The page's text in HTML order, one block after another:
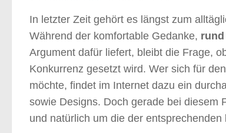
In letzter Zeit gehört es längst zum
Während der komfortable Gedanke,
Argument dafür liefert, bleibt die Frage,
Konkurrenz gesetzt wird. Wer sich für
möchte, findet im Internet dazu ein
sowie Designs. Doch gerade bei diesem
und natürlich um die der